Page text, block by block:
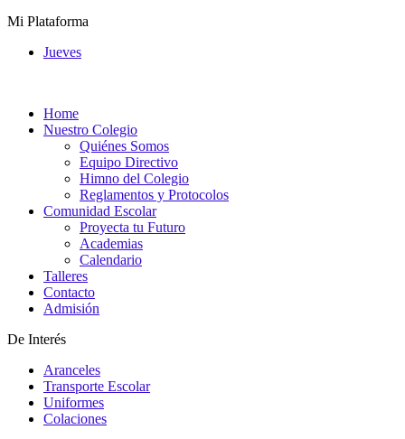
Mi Plataforma
Jueves
Home
Nuestro Colegio
Quiénes Somos
Equipo Directivo
Himno del Colegio
Reglamentos y Protocolos
Comunidad Escolar
Proyecta tu Futuro
Academias
Calendario
Talleres
Contacto
Admisión
De Interés
Aranceles
Transporte Escolar
Uniformes
Colaciones